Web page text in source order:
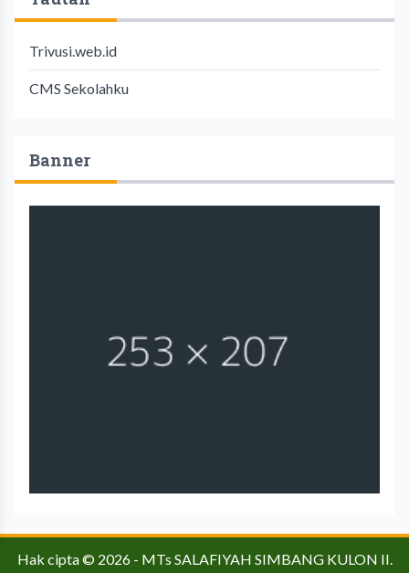
Trivusi.web.id
CMS Sekolahku
Banner
Hak cipta © 2026 - MTs SALAFIYAH SIMBANG KULON II.